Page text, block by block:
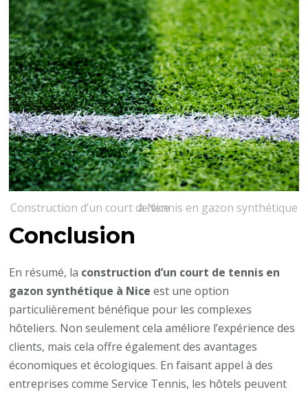
Construction d’un court de tennis en gazon synthétique à Nice
Conclusion
En résumé, la construction d’un court de tennis en
gazon synthétique à Nice est une option
particulièrement bénéfique pour les complexes
hôteliers. Non seulement cela améliore l’expérience des
clients, mais cela offre également des avantages
économiques et écologiques. En faisant appel à des
entreprises comme Service Tennis, les hôtels peuvent